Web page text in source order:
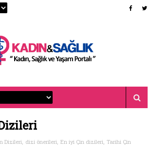
Dizileri, dizi önerileri, En iyi Çin dizileri, Tarihi Çin